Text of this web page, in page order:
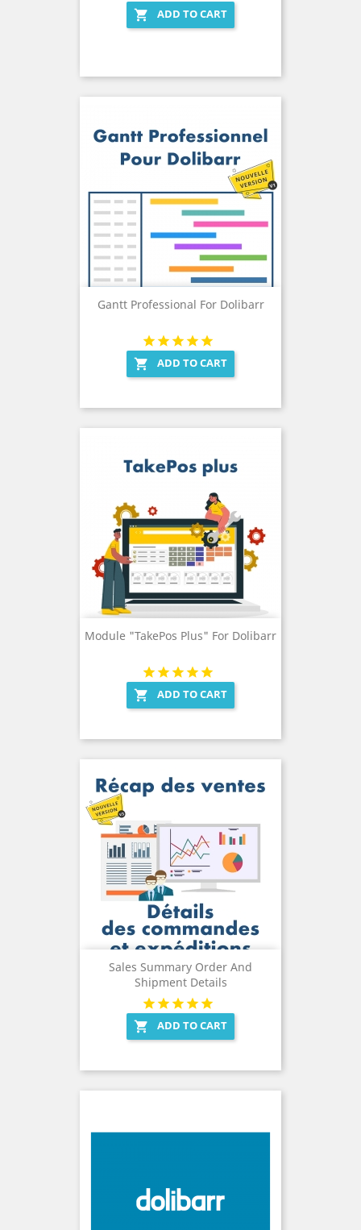

ADD TO CART
Gantt Professional For Dolibarr
 ADD TO CART
Module "TakePos Plus" For Dolibarr
 ADD TO CART
Sales Summary Order And
Shipment Details
 ADD TO CART